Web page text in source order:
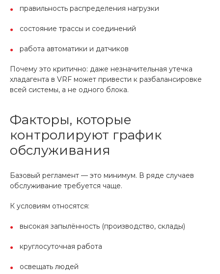
правильность распределения нагрузки
состояние трассы и соединений
работа автоматики и датчиков
Почему это критично: даже незначительная утечка
хладагента в VRF может привести к разбалансировке
всей системы, а не одного блока.
Факторы, которые
контролируют график
обслуживания
Базовый регламент — это минимум. В ряде случаев
обслуживание требуется чаще.
К условиям относятся:
высокая запылённость (производство, склады)
круглосуточная работа
освещать людей